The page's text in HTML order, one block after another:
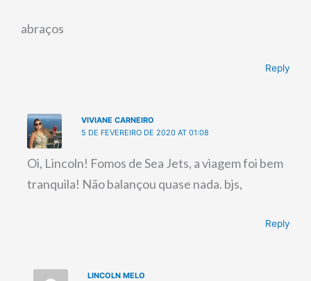
abraços
Reply
VIVIANE CARNEIRO
5 DE FEVEREIRO DE 2020 AT 01:08
Oi, Lincoln! Fomos de Sea Jets, a viagem foi bem
tranquila! Não balançou quase nada. bjs,
Reply
LINCOLN MELO